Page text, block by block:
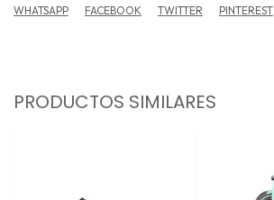
WHATSAPP FACEBOOK TWITTER PINTEREST
PRODUCTOS SIMILARES